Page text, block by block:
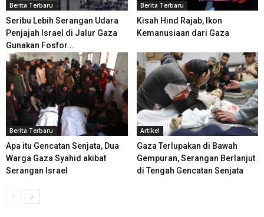
Berita Terbaru
Seribu Lebih Serangan Udara
Penjajah Israel di Jalur Gaza
Gunakan Fosfor...
Berita Terbaru
Kisah Hind Rajab, Ikon
Kemanusiaan dari Gaza
Berita Terbaru
Apa itu Gencatan Senjata, Dua
Warga Gaza Syahid akibat
Serangan Israel
Artikel
Gaza Terlupakan di Bawah
Gempuran, Serangan Berlanjut
di Tengah Gencatan Senjata